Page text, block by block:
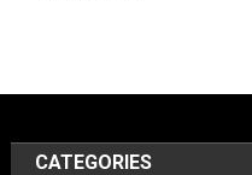
CATEGORIES